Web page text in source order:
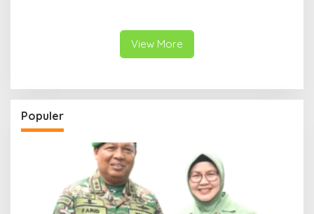
View More
Populer